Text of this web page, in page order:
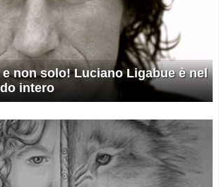
non solo! Luciano Ligabue è nel
intero